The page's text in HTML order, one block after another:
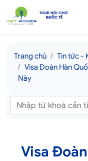
Trang chủ
Tin tức -
Visa Đoàn Hàn
Này
Visa